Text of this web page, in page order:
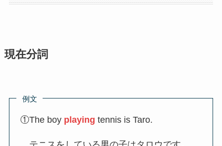
現在分詞
例文
①The boy playingtennis is Taro.